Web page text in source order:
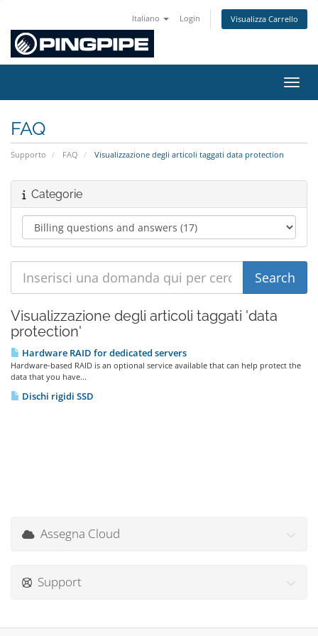
Italiano Login Visualizza Carrello
FAQ
Supporto FAQ Visualizzazione degli articoli taggati data protection
Categorie
Visualizzazione degli articoli taggati 'data
protection'
Hardware RAID for dedicated servers
Hardware-based RAID is an optional service available that can help protect the
data that you have...
Dischi rigidi SSD
Assegna Cloud
Support